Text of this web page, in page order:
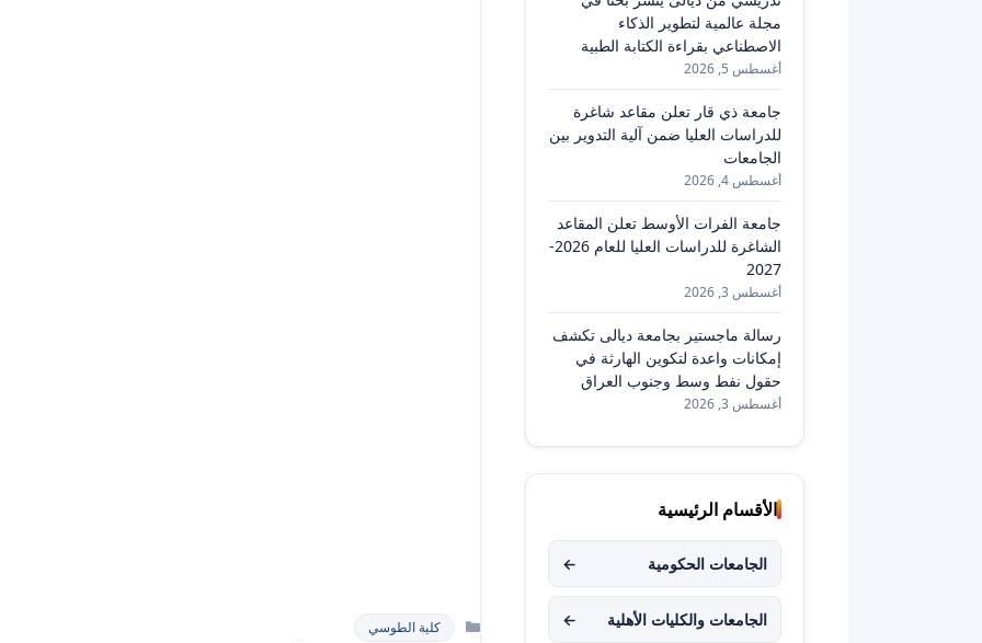
التصنيفات
كلية الطوسي
مجلة عالمية لتطوير الذكاء
الاصطناعي بقراءة الكتابة الطبية
أغسطس 5, 2026
جامعة ذي قار تعلن مقاعد شاغرة
للدراسات العليا ضمن آلية التدوير بين
الجامعات
أغسطس 4, 2026
جامعة الفرات الأوسط تعلن المقاعد
الشاغرة للدراسات العليا للعام 2026-
2027
أغسطس 3, 2026
رسالة ماجستير بجامعة ديالى تكشف
إمكانات واعدة لتكوين الهارثة في
حقول نفط وسط وجنوب العراق
أغسطس 3, 2026
الأقسام الرئيسية
الجامعات الحكومية ←
الجامعات والكليات الأهلية ←